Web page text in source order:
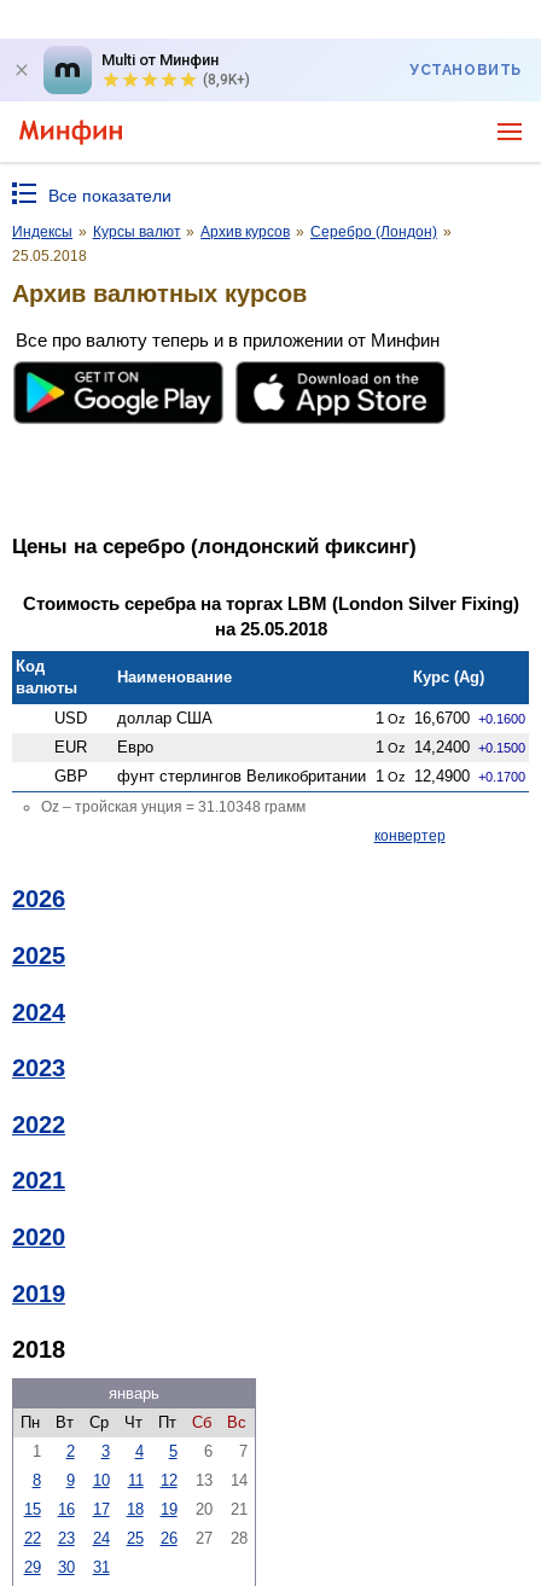
Multi от Минфин
(8,9K+)
УСТАНОВИТЬ
Все показатели
Индексы » Курсы валют » Архив курсов » Серебро (Лондон) »
25.05.2018
Архив валютных курсов
Все про валюту теперь и в приложении от Минфин
Цены на серебро (лондонский фиксинг)
Стоимость серебра на торгах LBM (London Silver Fixing)
на 25.05.2018
Код
валюты
Наименование Курс (Ag)
USD доллар США 1 Oz 16,6700 +0.1600
EUR Евро 1 Oz 14,2400 +0.1500
GBP фунт стерлингов Велико­британии 1 Oz 12,4900 +0.1700
Oz – тройская унция = 31.10348 грамм
конвертер
2026
2025
2024
2023
2022
2021
2020
2019
2018
январь
Пн
Вт Ср Чт Пт Сб
Вс
1
2 3 4 5 6
7
8
9 10 11 12 13
14
15
16 17 18 19 20
21
22
23 24 25 26 27
28
29
30 31